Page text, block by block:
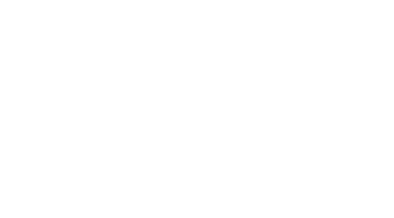
takımı, yatak odası, genç odası ve daha fazlasını sunuyor.